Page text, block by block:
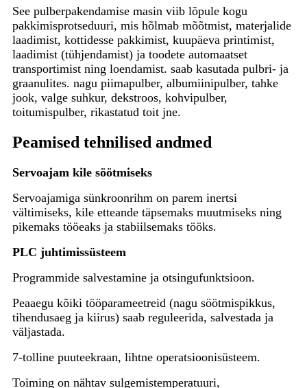
See pulberpakendamise masin viib lõpule kogu
pakkimisprotseduuri, mis hõlmab mõõtmist, materjalide
laadimist, kottidesse pakkimist, kuupäeva printimist,
laadimist (tühjendamist) ja toodete automaatset
transportimist ning loendamist. saab kasutada pulbri- ja
graanulites. nagu piimapulber, albumiinipulber, tahke
jook, valge suhkur, dekstroos, kohvipulber,
toitumispulber, rikastatud toit jne.
Peamised tehnilised andmed
Servoajam kile söötmiseks
Servoajamiga sünkroonrihm on parem inertsi
vältimiseks, kile etteande täpsemaks muutmiseks ning
pikemaks tööeaks ja stabiilsemaks tööks.
PLC juhtimissüsteem
Programmide salvestamine ja otsingufunktsioon.
Peaaegu kõiki tööparameetreid (nagu söötmispikkus,
tihendusaeg ja kiirus) saab reguleerida, salvestada ja
väljastada.
7-tolline puuteekraan, lihtne operatsioonisüsteem.
Toiming on nähtav sulgemistemperatuuri,